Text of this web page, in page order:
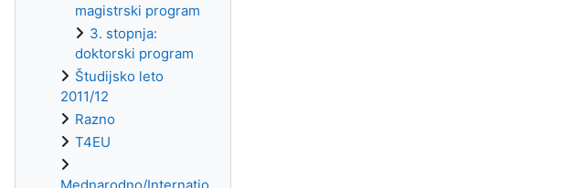
magistrski program
3. stopnja:
doktorski program
Študijsko leto
2011/12
Razno
T4EU